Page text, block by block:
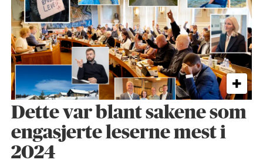
Dette var blant sakene som
engasjerte leserne mest i
2024